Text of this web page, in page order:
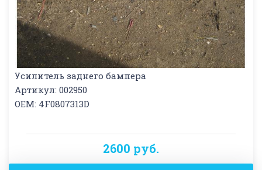
Усилитель заднего бампера
Артикул: 002950
OEM: 4F0807313D
2600 руб.